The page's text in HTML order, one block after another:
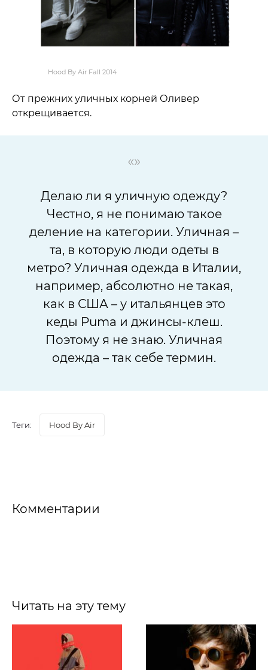
Hood By Air Fall 2014
От прежних уличных корней Оливер
открещивается.
«»
Делаю ли я уличную одежду?
Честно, я не понимаю такое
деление на категории. Уличная –
та, в которую люди одеты в
метро? Уличная одежда в Италии,
например, абсолютно не такая,
как в США – у итальянцев это
кеды Puma и джинсы-клеш.
Поэтому я не знаю. Уличная
одежда – так себе термин.
Теги: Hood By Air
Комментарии
Читать на эту тему